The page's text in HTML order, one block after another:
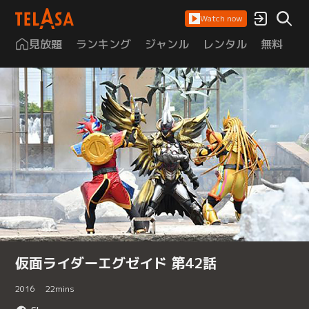
Watch now
見放題 ランキング ジャンル レンタル 無料
仮面ライダーエグゼイド 第42話
2016 22mins